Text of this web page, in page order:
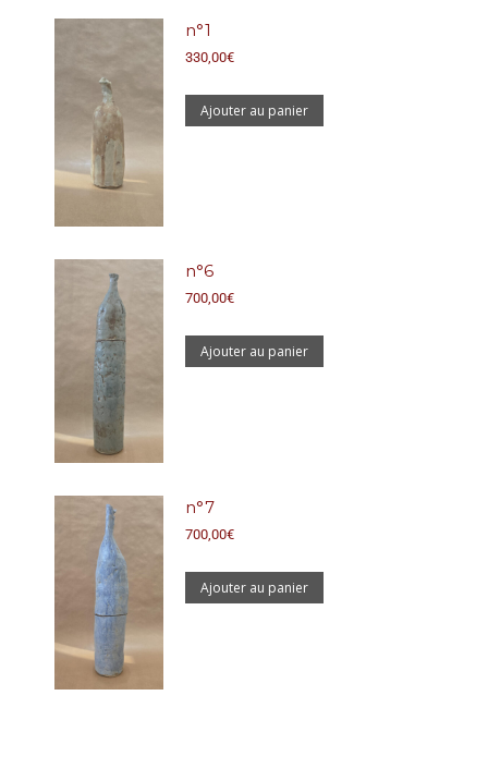
n°1
330,00€
Ajouter au panier
n°6
700,00€
Ajouter au panier
n°7
700,00€
Ajouter au panier